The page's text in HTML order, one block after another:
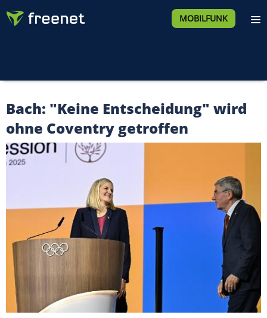
MOBILFUNK
Bach: "Keine Entscheidung" wird
ohne Coventry getroffen